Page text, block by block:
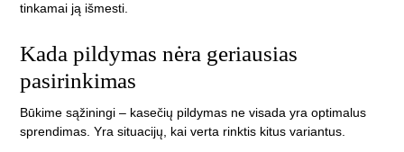
tinkamai ją išmesti.
Kada pildymas nėra geriausias
pasirinkimas
Būkime sąžiningi – kasečių pildymas ne visada yra optimalus
sprendimas. Yra situacijų, kai verta rinktis kitus variantus.